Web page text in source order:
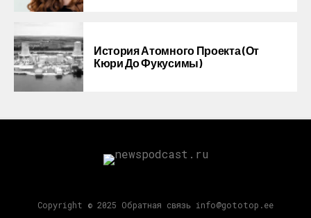
История Атомного Проекта (от
Кюри До Фукусимы)
Copyright © 2025 Обратная связь info@gototop.ee